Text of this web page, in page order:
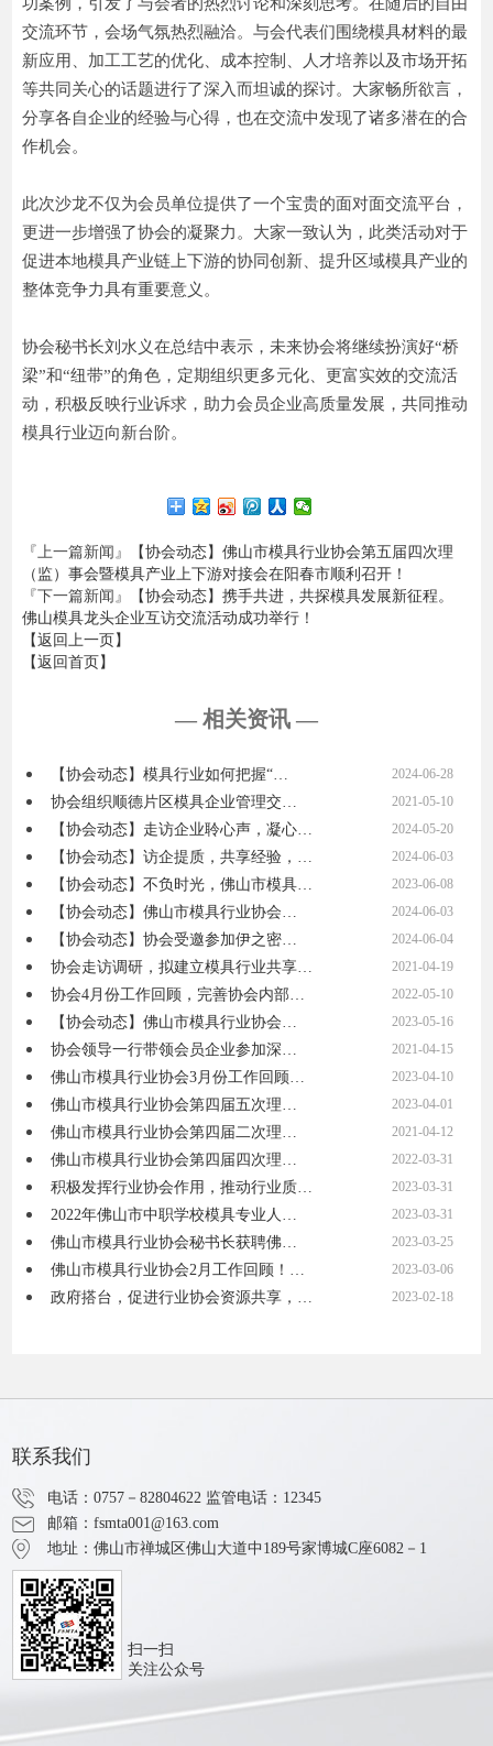
交流环节，会场气氛热烈融洽。与会代表们围绕模具材料的最
新应用、加工工艺的优化、成本控制、人才培养以及市场开拓
等共同关心的话题进行了深入而坦诚的探讨。大家畅所欲言，
分享各自企业的经验与心得，也在交流中发现了诸多潜在的合
作机会。
此次沙龙不仅为会员单位提供了一个宝贵的面对面交流平台，
更进一步增强了协会的凝聚力。大家一致认为，此类活动对于
促进本地模具产业链上下游的协同创新、提升区域模具产业的
整体竞争力具有重要意义。
协会秘书长刘水义在总结中表示，未来协会将继续扮演好“桥
梁”和“纽带”的角色，定期组织更多元化、更富实效的交流活
动，积极反映行业诉求，助力会员企业高质量发展，共同推动
模具行业迈向新台阶。
『上一篇新闻』
【协会动态】佛山市模具行业协会第五届四次理
（监）事会暨模具产业上下游对接会在阳春市顺利召开！
『下一篇新闻』
【协会动态】携手共进，共探模具发展新征程。
佛山模具龙头企业互访交流活动成功举行！
【返回上一页】
【返回首页】
— 相关资讯 —
【协会动态】模具行业如何把握“… 2024-06-28
协会组织顺德片区模具企业管理交… 2021-05-10
【协会动态】走访企业聆心声，凝心… 2024-05-20
【协会动态】访企提质，共享经验，… 2024-06-03
【协会动态】不负时光，佛山市模具… 2023-06-08
【协会动态】佛山市模具行业协会… 2024-06-03
【协会动态】协会受邀参加伊之密… 2024-06-04
协会走访调研，拟建立模具行业共享… 2021-04-19
协会4月份工作回顾，完善协会内部… 2022-05-10
【协会动态】佛山市模具行业协会… 2023-05-16
协会领导一行带领会员企业参加深… 2021-04-15
佛山市模具行业协会3月份工作回顾… 2023-04-10
佛山市模具行业协会第四届五次理… 2023-04-01
佛山市模具行业协会第四届二次理… 2021-04-12
佛山市模具行业协会第四届四次理… 2022-03-31
积极发挥行业协会作用，推动行业质… 2023-03-31
2022年佛山市中职学校模具专业人… 2023-03-31
佛山市模具行业协会秘书长获聘佛… 2023-03-25
佛山市模具行业协会2月工作回顾！… 2023-03-06
政府搭台，促进行业协会资源共享，… 2023-02-18
联系我们
电话：0757－82804622 监管电话：12345
邮箱：fsmta001@163.com
地址：佛山市禅城区佛山大道中189号家博城C座6082－1
扫一扫
关注公众号